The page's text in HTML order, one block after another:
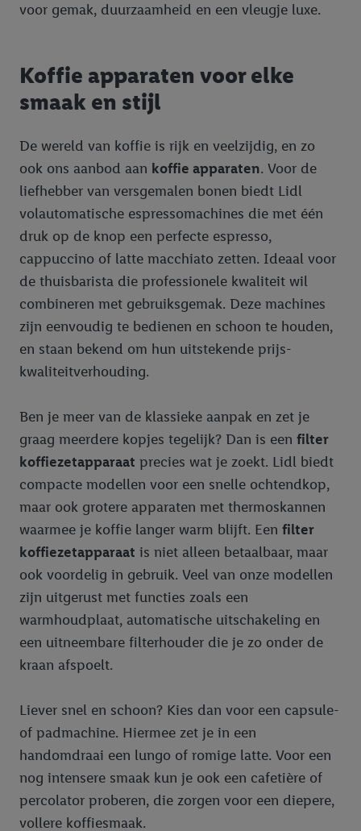
voor gemak, duurzaamheid en een vleugje luxe.
Koffie apparaten voor elke
smaak en stijl
De wereld van koffie is rijk en veelzijdig, en zo
ook ons aanbod aan koffie apparaten. Voor de
liefhebber van versgemalen bonen biedt Lidl
volautomatische espressomachines die met één
druk op de knop een perfecte espresso,
cappuccino of latte macchiato zetten. Ideaal voor
de thuisbarista die professionele kwaliteit wil
combineren met gebruiksgemak. Deze machines
zijn eenvoudig te bedienen en schoon te houden,
en staan bekend om hun uitstekende prijs-
kwaliteitverhouding.
Ben je meer van de klassieke aanpak en zet je
graag meerdere kopjes tegelijk? Dan is een filter
koffiezetapparaat precies wat je zoekt. Lidl biedt
compacte modellen voor een snelle ochtendkop,
maar ook grotere apparaten met thermoskannen
waarmee je koffie langer warm blijft. Een filter
koffiezetapparaat is niet alleen betaalbaar, maar
ook voordelig in gebruik. Veel van onze modellen
zijn uitgerust met functies zoals een
warmhoudplaat, automatische uitschakeling en
een uitneembare filterhouder die je zo onder de
kraan afspoelt.
Liever snel en schoon? Kies dan voor een capsule-
of padmachine. Hiermee zet je in een
handomdraai een lungo of romige latte. Voor een
nog intensere smaak kun je ook een cafetière of
percolator proberen, die zorgen voor een diepere,
vollere koffiesmaak.